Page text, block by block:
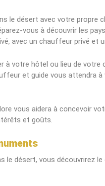
le désert avec votre propre
vous à découvrir les
avec un chauffeur privé et
à votre hôtel ou lieu de votre
et guide vous attendra
vous aidera à concevoir
et goûts.
le désert, vous découvrirez le